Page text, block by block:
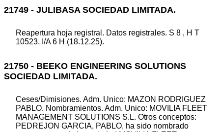
21749 - JULIBASA SOCIEDAD LIMITADA.
Reapertura hoja registral. Datos registrales. S 8 , H T
10523, I/A 6 H (18.12.25).
21750 - BEEKO ENGINEERING SOLUTIONS
SOCIEDAD LIMITADA.
Ceses/Dimisiones. Adm. Unico: MAZON RODRIGUEZ
PABLO. Nombramientos. Adm. Unico: MOVILIA FLEET
MANAGEMENT SOLUTIONS S.L. Otros conceptos:
PEDREJON GARCIA, PABLO, ha sido nombrado